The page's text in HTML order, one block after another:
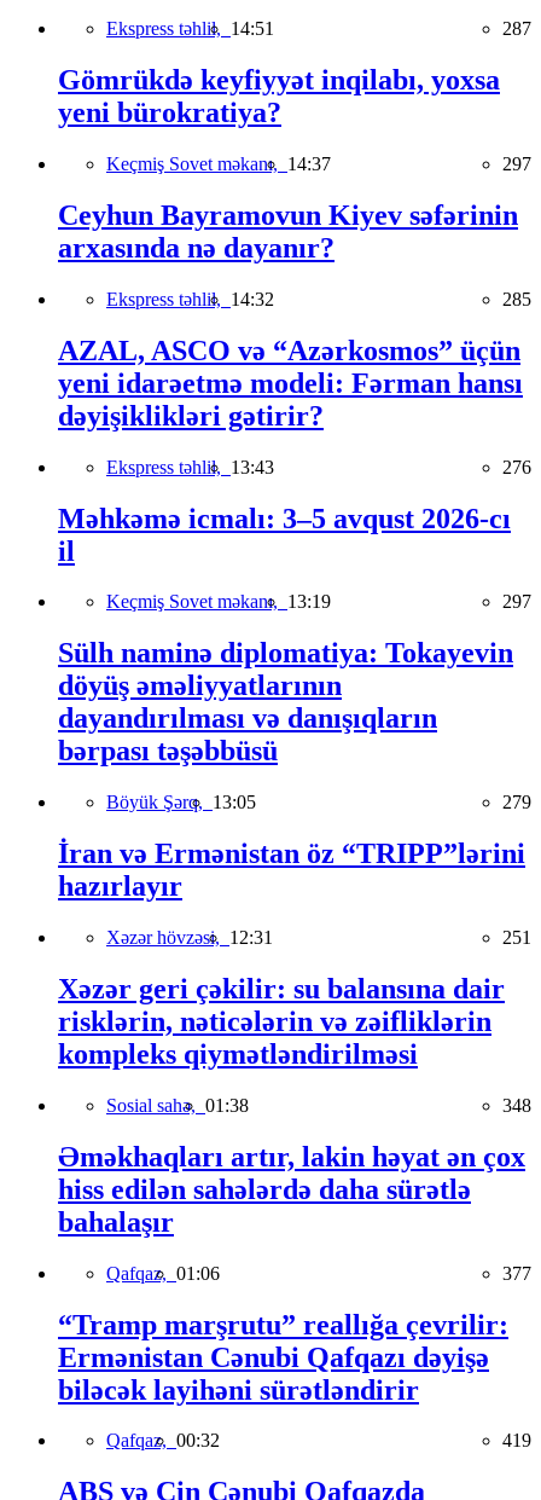
Ekspress təhlil, 14:51 287
Gömrükdə keyfiyyət inqilabı, yoxsa
yeni bürokratiya?
Keçmiş Sovet məkanı, 14:37 297
Ceyhun Bayramovun Kiyev səfərinin
arxasında nə dayanır?
Ekspress təhlil, 14:32 285
AZAL, ASCO və “Azərkosmos” üçün
yeni idarəetmə modeli: Fərman hansı
dəyişiklikləri gətirir?
Ekspress təhlil, 13:43 276
Məhkəmə icmalı: 3–5 avqust 2026-cı
il
Keçmiş Sovet məkanı, 13:19 297
Sülh naminə diplomatiya: Tokayevin
döyüş əməliyyatlarının
dayandırılması və danışıqların
bərpası təşəbbüsü
Böyük Şərq, 13:05 279
İran və Ermənistan öz “TRIPP”lərini
hazırlayır
Xəzər hövzəsi, 12:31 251
Xəzər geri çəkilir: su balansına dair
risklərin, nəticələrin və zəifliklərin
kompleks qiymətləndirilməsi
Sosial sahə, 01:38 348
Əməkhaqları artır, lakin həyat ən çox
hiss edilən sahələrdə daha sürətlə
bahalaşır
Qafqaz, 01:06 377
“Tramp marşrutu” reallığa çevrilir:
Ermənistan Cənubi Qafqazı dəyişə
biləcək layihəni sürətləndirir
Qafqaz, 00:32 419
ABŞ və Çin Cənubi Qafqazda